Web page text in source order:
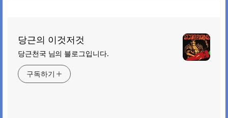
당근의 이것저것
당근천국 님의 블로그입니다.
구독하기